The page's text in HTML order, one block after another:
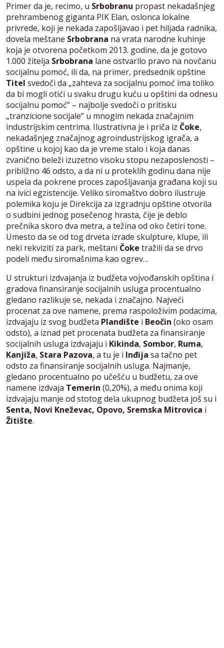
Primer da je, recimo, u Srbobranu propast nekadašnjeg
prehrambenog giganta PIK Elan, oslonca lokalne
privrede, koji je nekada zapošljavao i pet hiljada radnika,
dovela meštane Srbobrana na vrata narodne kuhinje
koja je otvorena početkom 2013. godine, da je gotovo
1.000 žitelja Srbobrana lane ostvarilo pravo na novčanu
socijalnu pomoć, ili da, na primer, predsednik opštine
Titel svedoči da „zahteva za socijalnu pomoć ima toliko
da bi mogli otići u svaku drugu kuću u opštini da odnesu
socijalnu pomoć” – najbolje svedoči o pritisku
„tranzicione socijale” u mnogim nekada značajnim
industrijskim centrima. Ilustrativna je i priča iz Čoke,
nekadašnjeg značajnog agroindustrijskog igrača, a
opštine u kojoj kao da je vreme stalo i koja danas
zvanično beleži izuzetno visoku stopu nezaposlenosti –
približno 46 odsto, a da ni u proteklih godinu dana nije
uspela da pokrene proces zapošljavanja građana koji su
na ivici egzistencije. Veliko siromaštvo dobro ilustruje
polemika koju je Direkcija za izgradnju opštine otvorila
o sudbini jednog posečenog hrasta, čije je deblo
prečnika skoro dva metra, a težina od oko četiri tone.
Umesto da se od tog drveta izrade skulpture, klupe, ili
neki rekviziti za park, meštani Čoke tražili da se drvo
podeli među siromašnima kao ogrev…
U strukturi izdvajanja iz budžeta vojvođanskih opština i
gradova finansiranje socijalnih usluga procentualno
gledano razlikuje se, nekada i značajno. Najveći
procenat za ove namene, prema raspoloživim podacima,
izdvajaju iz svog budžeta Plandište i Beočin (oko osam
odsto), a iznad pet procenata budžeta za finansiranje
socijalnih usluga izdvajaju i Kikinda, Sombor, Ruma,
Kanjiža, Stara Pazova, a tu je i Inđija sa tačno pet
odsto za finansiranje socijalnih usluga. Najmanje,
gledano procentualno po učešću u budžetu, za ove
namene izdvaja Temerin (0,20%), a među onima koji
izdvajaju manje od stotog dela ukupnog budžeta još su i
Senta, Novi Kneževac, Opovo, Sremska Mitrovica i
Žitište.